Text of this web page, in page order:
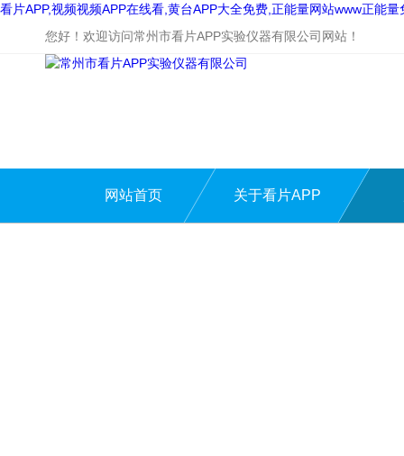
看片APP,视频视频APP在线看,黄台APP大全免费,正能量网站www正能量
您好！欢迎访问常州市看片APP实验仪器有限公司网站！
网站首页 关于看片APP